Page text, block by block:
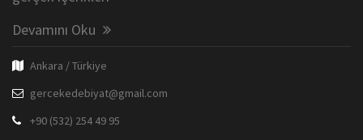
Devamını Oku
Ankara / Türkiye
gercekedebiyat@gmail.com
+90 (532) 254 49 95